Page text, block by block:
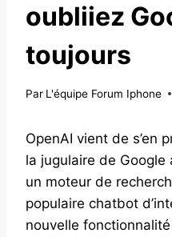
oubliiez
toujours
Par L'équipe Forum Iphone
OpenAI vient de s’en
la jugulaire de Google
un moteur de
populaire chatbot
nouvelle